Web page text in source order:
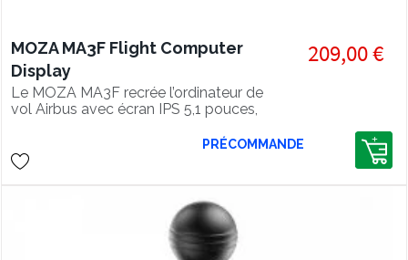
MOZA MA3F Flight Computer
Display
Le MOZA MA3F recrée l’ordinateur de
vol Airbus avec écran IPS 5,1 pouces,
209,00 €
PRÉCOMMANDE